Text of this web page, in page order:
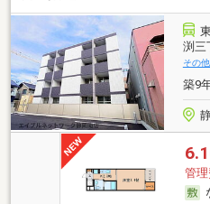
渕三
その
築9
管理